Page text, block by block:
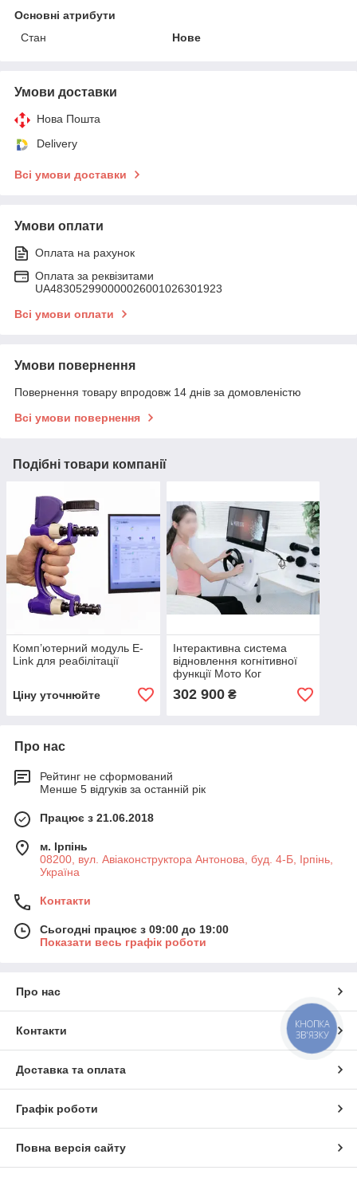
Основні атрибути
Стан
Нове
Умови доставки
Нова Пошта
Delivery
Всі умови доставки
Умови оплати
Оплата на рахунок
Оплата за реквізитами
UA483052990000026001026301923
Всі умови оплати
Умови повернення
Повернення товару впродовж 14 днів за домовленістю
Всі умови повернення
Подібні товари компанії
Комп’ютерний модуль E-
Link для реабілітації
Ціну уточнюйте
Інтерактивна система
відновлення когнітивної
функції Мото Ког
302 900₴
Про нас
Рейтинг не сформований
Менше 5 відгуків за останній рік
Працює з 21.06.2018
м. Ірпінь
08200, вул. Авіаконструктора Антонова, буд. 4-Б, Ірпінь,
Україна
Контакти
Сьогодні працює з 09:00 до 19:00
Показати весь графік роботи
Про нас
Контакти
Доставка та оплата
Графік роботи
Повна версія сайту
КНОПКА
ЗВ'ЯЗКУ